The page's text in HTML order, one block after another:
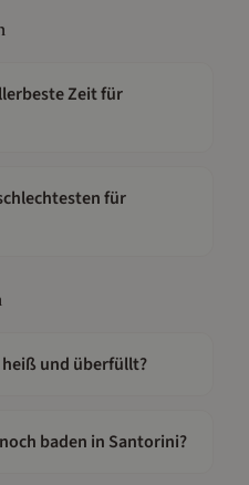
Zeit für
für
und überfüllt?
baden in Santorini?